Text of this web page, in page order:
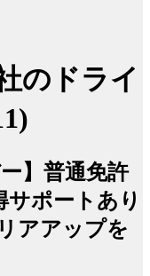
のドライ
】普通免許
ポートあり
アアップを